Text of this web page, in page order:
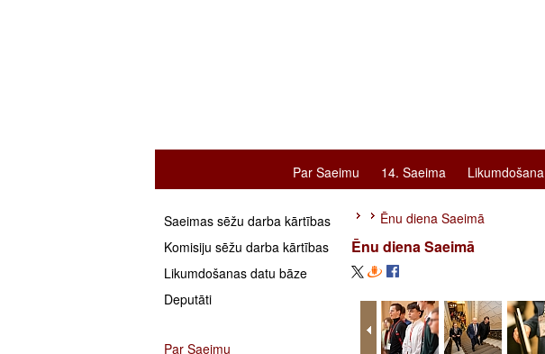
Par Saeimu 14. Saeima Likumdošana
Saeimas sēžu darba kārtības
Komisiju sēžu darba kārtības
Likumdošanas datu bāze
Deputāti
Par Saeimu
Ēnu diena Saeimā
Ēnu diena Saeimā